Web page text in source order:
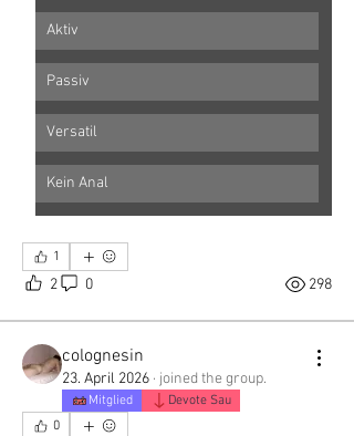
Aktiv
Passiv
Versatil
Kein Anal
1
2 0 298
colognesin
23. April 2026 · joined the group.
Mitglied
Devote Sau
0